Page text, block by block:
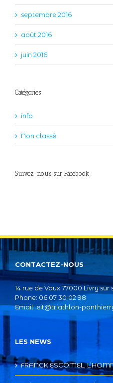
septembre 2016
août 2016
juin 2016
Catégories
info
Non classé
Suivez-nous sur Facebook
CONTACTEZ-NOUS
14 rue de Vaux 77000 Livry sur
Phone: 06 07 30 02 98
Email:eit@triathlon-
LES NEWS
FRANCK ESCOMEL,